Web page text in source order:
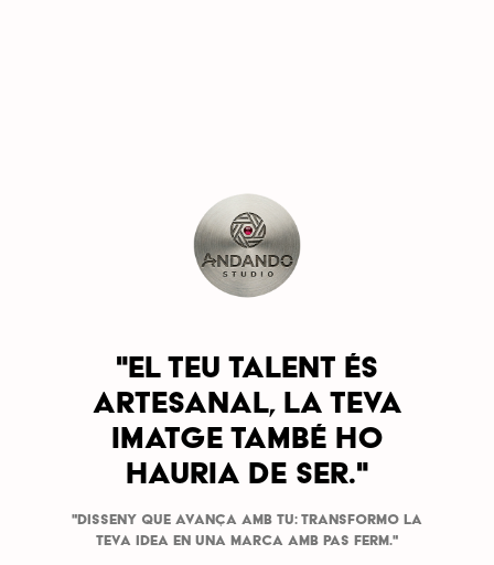
"El teu talent és
artesanal, la teva
imatge també ho
hauria de ser."
"Disseny que avança amb tu: transformo la
teva idea en una marca amb pas ferm."